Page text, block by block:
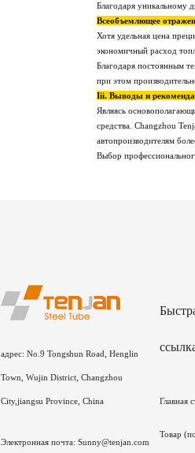
Благодаря уникальному
Всеобъемлющее
Хотя удельная цена
экономичный расход
Благодаря постоянным
при этом
Iii. Выводы и
Являясь
средства. Changzhou
автопроизводителям
Выбор
адрес: No.9 Tongshun Road, Henglin
Town, Wujin District, Changzhou
City,jiangsu Province, China
Электронная почта: Sunny@tenjan.com
Главная
Товар